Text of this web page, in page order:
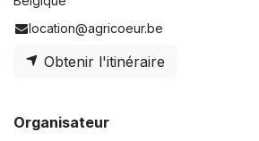
location@agricoeur.be
Obtenir l'itinéraire
Organisateur